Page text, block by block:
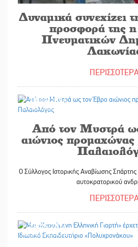
Δυναμικά συνεχίζει
προσφορά της
Πνευματικών
29/05/2026
Από τον Μυστρά
αιώνιος
Ο Σύλλογος Ιστορικής Αναβίωσης
αυτοκρατορικού
28/05/2026